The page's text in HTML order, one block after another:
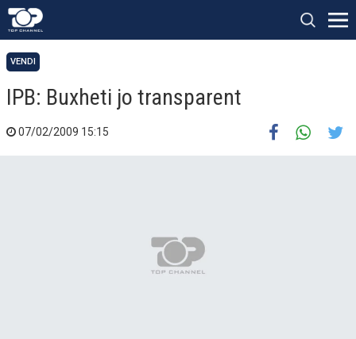
VENDI
IPB: Buxheti jo transparent
07/02/2009 15:15